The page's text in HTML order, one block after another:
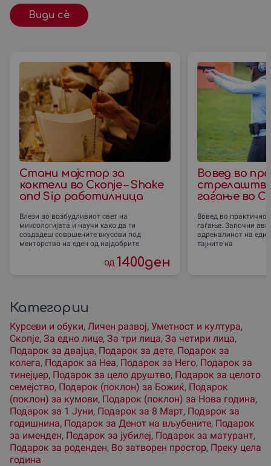
Види сè
Стани мајстор за
коктели во Скопје – Shake
and Sip работилница
Влези во возбудливиот свет на
миксологијата и научи како да ги
создадеш совршените вкусови под
менторство на еден од најдобрите
мајстори во
од 1400ден
Вовед во
стрелаштво
гаѓање во
Вовед во практично
гаѓање. Започни
адреналинот на
тајните на
Категории
Курсеви и обуки, Личен развој, Уметност и култура,
Скопjе, За едно лице, За три лица, За четири лица,
Подарок за двајца, Подарок за дете, Подарок за
колега, Подарок за Неа, Подарок за Него, Подарок за
тинејџер, Подарок за цело друштво, Подарок за целото
семејство, Подарок (поклон) за Божиќ, Подарок
(поклон) за кумови, Подарок (поклон) за Нова година,
Подарок за 1 Јуни, Подарок за 8 Март, Подарок за
годишнина, Подарок за Денот на вљубените, Подарок
за именден, Подарок за јубилеј, Подарок за матурант,
Подарок за роденден, Во затворен простор, Преку цела
година